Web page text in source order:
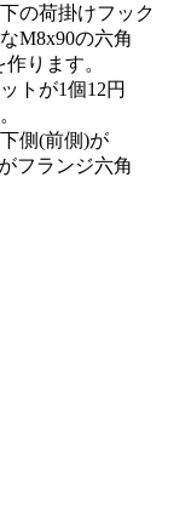
の荷掛けフック
M8x90の六角
ります。
トが1個12円
側(前側)が
フランジ六角